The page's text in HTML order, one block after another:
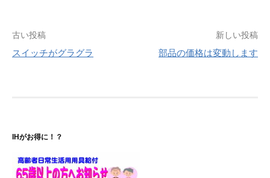
投
稿
シ
古い投稿
スイッチがグラグラ
新しい投稿
部品の価格は変動します
IHがお得に！？